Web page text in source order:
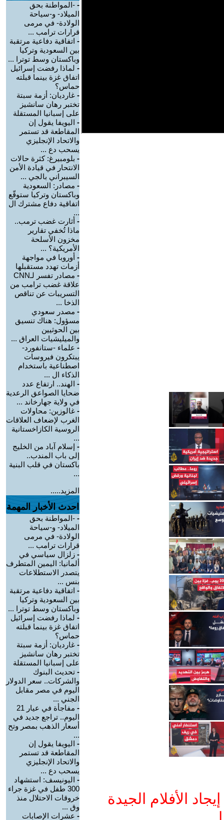
الأفلام الجيدة
- -المواطنة بحق
الميلاد- و-سياحة
الولادة- في مرمى
قرارات ترامب ...
- اتفاقية دفاعية مرتقبة
بين السعودية وتركيا
وباكستان وسط توترا ...
- لماذا رفضت إسرائيل
اتفاق غزة بينما قبلته
حماس؟
- غارديان: أزمة سبتة
تختبر رهان سانشيز
على إسبانيا المستقلة
- اليويفا يقول إن
المقاطعة قد تستمر
والاتحاد الإنجليزي
يسحب دع ...
- بلومبيرغ: كثرة حالات
الانتحار في قيادة الأمن
السيبراني بالجي ...
- مصادر: السعودية
وباكستان وتركيا ستوقّع
اتفاقية دفاع مشترك ال
...
- أثارت غضب ترمب..
ماذا تُخفي تقارير
مخزون الأسلحة
الأمريكية؟ ...
- أوروبا في مواجهة
أزمات تهدد مستقبلها
-
مصادر تفسر لـCNN
علاقة غضب ترامب من
التسريبات عن تناقص
الذخا ...
- مصدر سعودي
مسؤول: هناك تنسيق
بين الحوثيين
والميليشيات العراق ...
- علماء -ستانفورد-
يبتكرون فيروسات
اصطناعية باستخدام
الذكاء ال ...
- الهند.. ارتفاع عدد
ضحايا الصواعق الرعدية
في ولاية جهارخاند ...
- غالوزين: محاولات
الغرب لإضعاف العلاقات
الروسية الكازاخستانية
...
- إسلام آباد من الخليج
إلى باب المندب..
باكستان في قلب البنية
...
المزيد.....
احدث الأخبار المهمة
- -المواطنة بحق
الميلاد- و-سياحة
الولادة- في مرمى
قرارات ترامب ...
- زلزال سياسي في
ألمانيا: اليمين المتطرف
يتصدر الاستطلاعات
بنس ...
- اتفاقية دفاعية مرتقبة
بين السعودية وتركيا
وباكستان وسط توترا ...
- لماذا رفضت إسرائيل
اتفاق غزة بينما قبلته
حماس؟
- غارديان: أزمة سبتة
تختبر رهان سانشيز
على إسبانيا المستقلة
- تحديث البنوك
والشركات.. سعر الدولار
اليوم في مصر مقابل
الجني ...
-
مفاجأة في عيار 21
اليوم.. تراجع جديد في
أسعار الذهب بمصر وتح
...
- اليويفا يقول إن
المقاطعة قد تستمر
والاتحاد الإنجليزي
يسحب دع ...
- اليونيسف: استشهاد
300 طفل في غزة جراء
خروقات الاحتلال منذ
وق ...
- عشرات الإصابات